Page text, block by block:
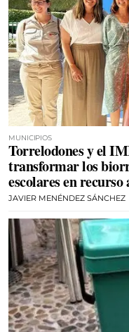
MUNICIPIOS
Torrelodones y el
transformar los
escolares en
JAVIER MENÉNDEZ SÁNCHEZ